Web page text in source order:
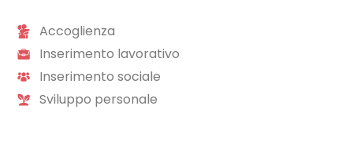
Accoglienza
Inserimento lavorativo
Inserimento sociale
Sviluppo personale